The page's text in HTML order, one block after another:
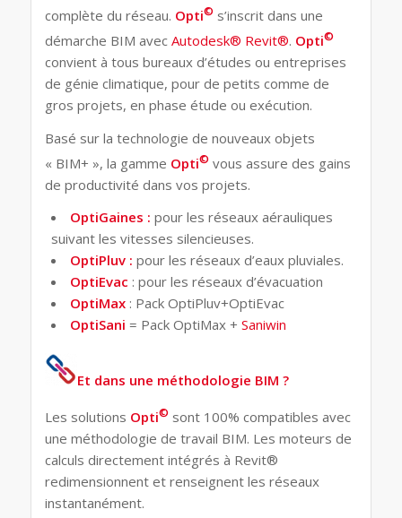
complète du réseau. Opti©s’inscrit dans une
démarche BIM avec Autodesk® Revit®. Opti©
convient à tous bureaux d’études ou entreprises
de génie climatique, pour de petits comme de
gros projets, en phase étude ou exécution.
Basé sur la technologie de nouveaux objets
« BIM+ », la gamme Opti©vous assure des gains
de productivité dans vos projets.
OptiGaines : pour les réseaux aérauliques
suivant les vitesses silencieuses.
OptiPluv : pour les réseaux d’eaux pluviales.
OptiEvac : pour les réseaux d’évacuation
OptiMax: Pack OptiPluv+OptiEvac
OptiSani = Pack OptiMax + Saniwin
Et dans une méthodologie BIM ?
Les solutions Opti©sont 100% compatibles avec
une méthodologie de travail BIM. Les moteurs de
calculs directement intégrés à Revit®
redimensionnent et renseignent les réseaux
instantanément.